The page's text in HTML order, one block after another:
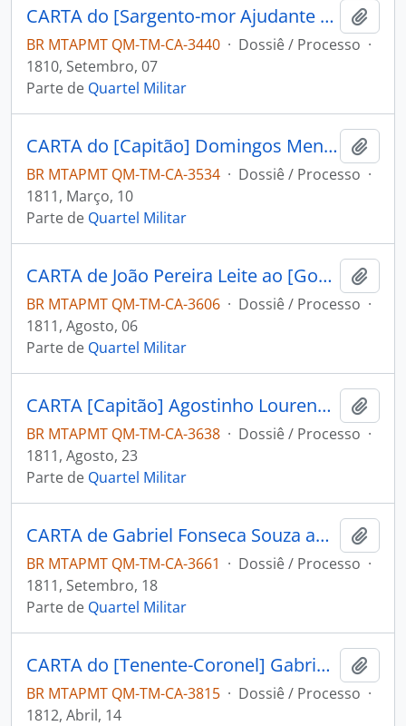
CARTA do [Sargento-mor Ajudante de Ordens] Alexandre José Leite de Chaves Melo ao [Governador e Capitão-General da Capitania de Mato Grosso] João Augusto d’Oeynhausen e Gravenberg.
BR MTAPMT QM-TM-CA-3440 · Dossiê / Processo ·
1810, Setembro, 07
Parte de Quartel Militar
CARTA do [Capitão] Domingos Mendes de Miranda ao [Governador e Capitão-General da Capitania de Mato Grosso] João Carlos Augusto d’Oeynhausen e Gravenberg.
BR MTAPMT QM-TM-CA-3534 · Dossiê / Processo ·
1811, Março, 10
Parte de Quartel Militar
CARTA de João Pereira Leite ao [Governador e Capitão-General da Capitania de Mato Grosso] João Carlos Augusto d’Oeynhausen e Gravenberg.
BR MTAPMT QM-TM-CA-3606 · Dossiê / Processo ·
1811, Agosto, 06
Parte de Quartel Militar
CARTA [Capitão] Agostinho Lourenço da Silva ao [Governador e Capitão-General da Capitania de Mato Grosso] João Carlos Augusto d’Oeynhausen e Gravenberg.
BR MTAPMT QM-TM-CA-3638 · Dossiê / Processo ·
1811, Agosto, 23
Parte de Quartel Militar
CARTA de Gabriel Fonseca Souza ao [Governador e Capitão-General da Capitania de Mato Grosso] João Carlos Augusto d’Oeynhausen e Gravenberg.
BR MTAPMT QM-TM-CA-3661 · Dossiê / Processo ·
1811, Setembro, 18
Parte de Quartel Militar
CARTA do [Tenente-Coronel] Gabriel Fonseca Souza ao [Governador e Capitão-General da Capitania de Mato Grosso] João Carlos Augusto d’Oeynhausen e Gravenberg.
BR MTAPMT QM-TM-CA-3815 · Dossiê / Processo ·
1812, Abril, 14